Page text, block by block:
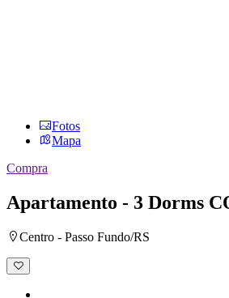
Fotos
Mapa
Compra
Apartamento - 3 Dorms
Centro - Passo Fundo/RS
Adicionar
à